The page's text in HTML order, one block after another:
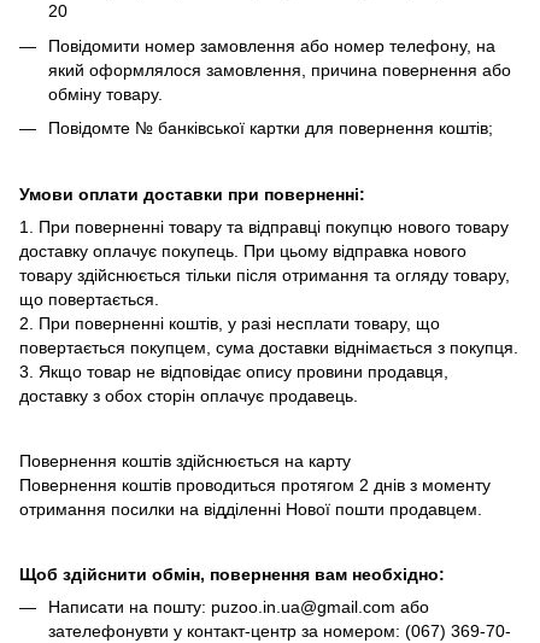
20
Повідомити номер замовлення або номер телефону, на
який оформлялося замовлення, причина повернення або
обміну товару.
Повідомте № банківської картки для повернення коштів;
Умови оплати доставки при поверненні:
1. При поверненні товару та відправці покупцю нового товару
доставку оплачує покупець. При цьому відправка нового
товару здійснюється тільки після отримання та огляду товару,
що повертається.
2. При поверненні коштів, у разі несплати товару, що
повертається покупцем, сума доставки віднімається з покупця.
3. Якщо товар не відповідає опису провини продавця,
доставку з обох сторін оплачує продавець.
Повернення коштів здійснюється на карту
Повернення коштів проводиться протягом 2 днів з моменту
отримання посилки на відділенні Нової пошти продавцем.
Щоб здійснити обмін, повернення вам необхідно:
Написати на пошту: puzoo.in.ua@gmail.com або
зателефонувти у контакт-центр за номером: (067) 369-70-